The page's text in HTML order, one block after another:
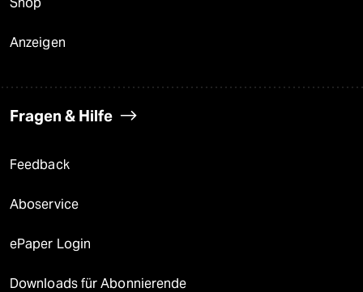
Anzeigen
Fragen & Hilfe
Feedback
Aboservice
ePaper Login
Downloads für Abonnierende